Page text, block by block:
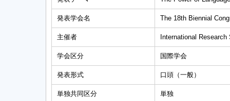
発表学会名 The 18th Biennial
主催者 International
学会区分 国際学会
発表形式 口頭（一般）
単独共同区分 単独